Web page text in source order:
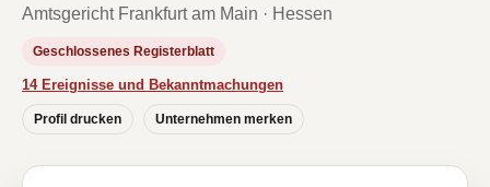
Amtsgericht Frankfurt am Main · Hessen
Geschlossenes Registerblatt
14 Ereignisse und Bekanntmachungen
Profil drucken Unternehmen merken